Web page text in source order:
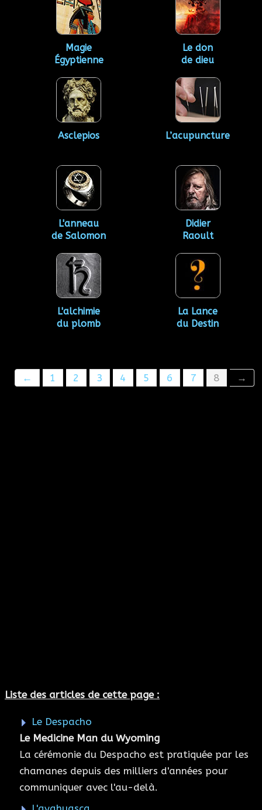
Magie
Égyptienne
Le don
de dieu
Asclepios L’acupuncture
L'anneau
de Salomon
Didier
Raoult
L'alchimie
du plomb
La Lance
du Destin
← 1 2 3 4 5 6 7 8 →
Liste des articles de cette page :
Le Despacho
Le Medicine Man du Wyoming
La cérémonie du Despacho est pratiquée par les
chamanes depuis des milliers d'années pour
communiquer avec l'au-delà.